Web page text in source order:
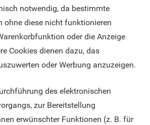
notwendig, da bestimmte
ohne diese nicht funktionieren
oder die Anzeige
Cookies dienen dazu, das
oder Werbung anzuzeigen.
des elektronischen
zur Bereitstellung
erwünschter Funktionen (z. B. für